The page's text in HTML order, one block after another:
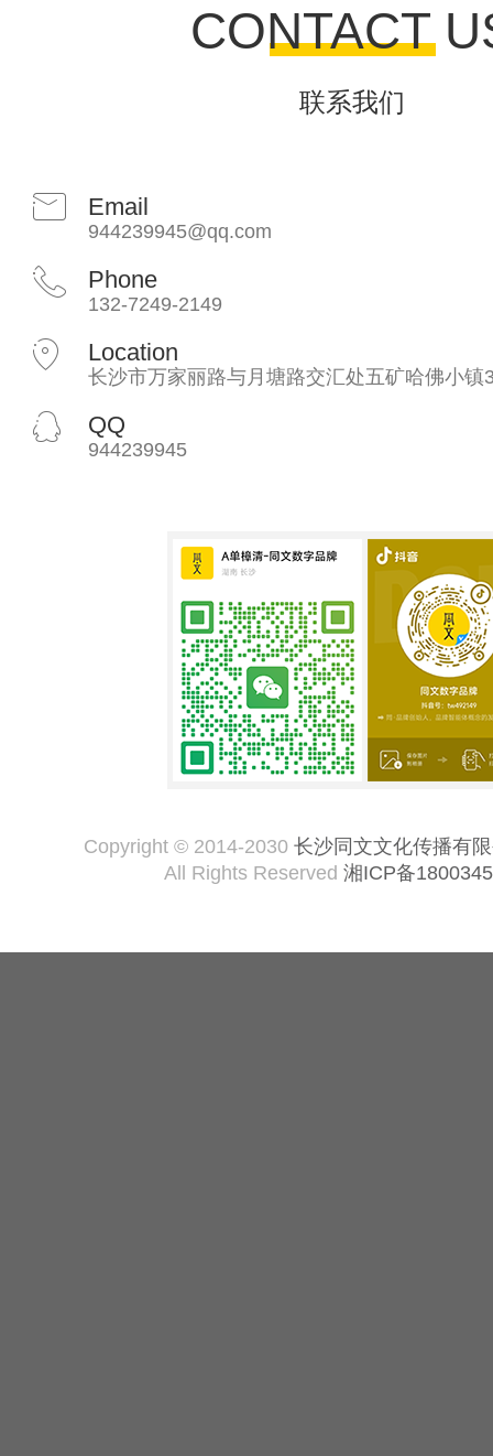
CONTACT
联系我们
Email
944239945@qq.com
Phone
132-7249-2149
Location
长沙市万家丽路与月塘路交汇处五矿哈佛小镇
QQ
944239945
Copyright © 2014-2030 长沙同文文化传播有
All Rights Reserved 湘ICP备